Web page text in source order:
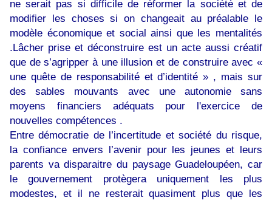
ne serait pas si difficile de réformer la société et de
modifier les choses si on changeait au préalable le
modèle économique et social ainsi que les mentalités
.Lâcher prise et déconstruire est un acte aussi créatif
que de s’agripper à une illusion et de construire avec «
une quête de responsabilité et d’identité » , mais sur
des sables mouvants avec une autonomie sans
moyens financiers adéquats pour l'exercice de
nouvelles compétences .
Entre démocratie de l’incertitude et société du risque,
la confiance envers l’avenir pour les jeunes et leurs
parents va disparaitre du paysage Guadeloupéen, car
le gouvernement protègera uniquement les plus
modestes, et il ne resterait quasiment plus que les